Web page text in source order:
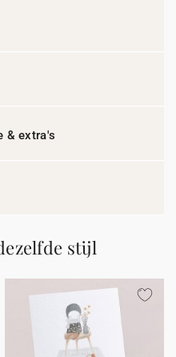
& extra's
stijl